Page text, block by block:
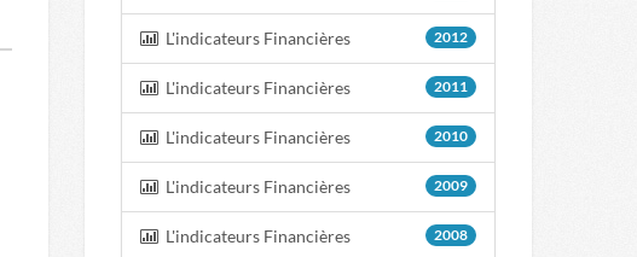
L'indicateurs Financières 2012
L'indicateurs Financières 2011
L'indicateurs Financières 2010
L'indicateurs Financières 2009
L'indicateurs Financières 2008